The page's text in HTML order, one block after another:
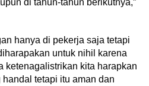
hanya di pekerja saja tetapi
untuk nihil karena
ketenagalistrikan kita harapkan
tetapi itu aman dan